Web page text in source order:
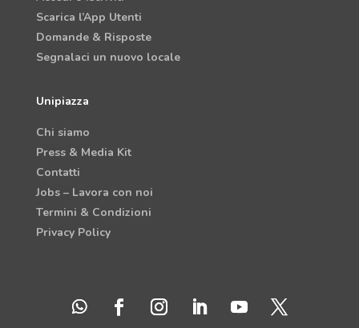
Scarica l’App Utenti
Domande & Risposte
Segnalaci un nuovo locale
Unipiazza
Chi siamo
Press & Media Kit
Contatti
Jobs – Lavora con noi
Termini & Condizioni
Privacy Policy